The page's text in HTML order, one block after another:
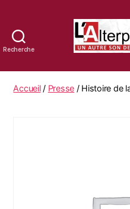
Recherche
Accueil/ Presse / Histoire de